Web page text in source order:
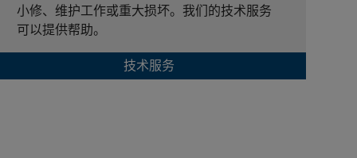
小修、维护工作或重大损坏。我们的技术服务
可以提供帮助。
技术服务